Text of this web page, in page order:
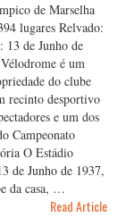
de Marselha
lugares Relvado:
13 de Junho de
é um
do clube
recinto desportivo
e um dos
Campeonato
O Estádio
de Junho de 1937,
da casa, …
Read Article